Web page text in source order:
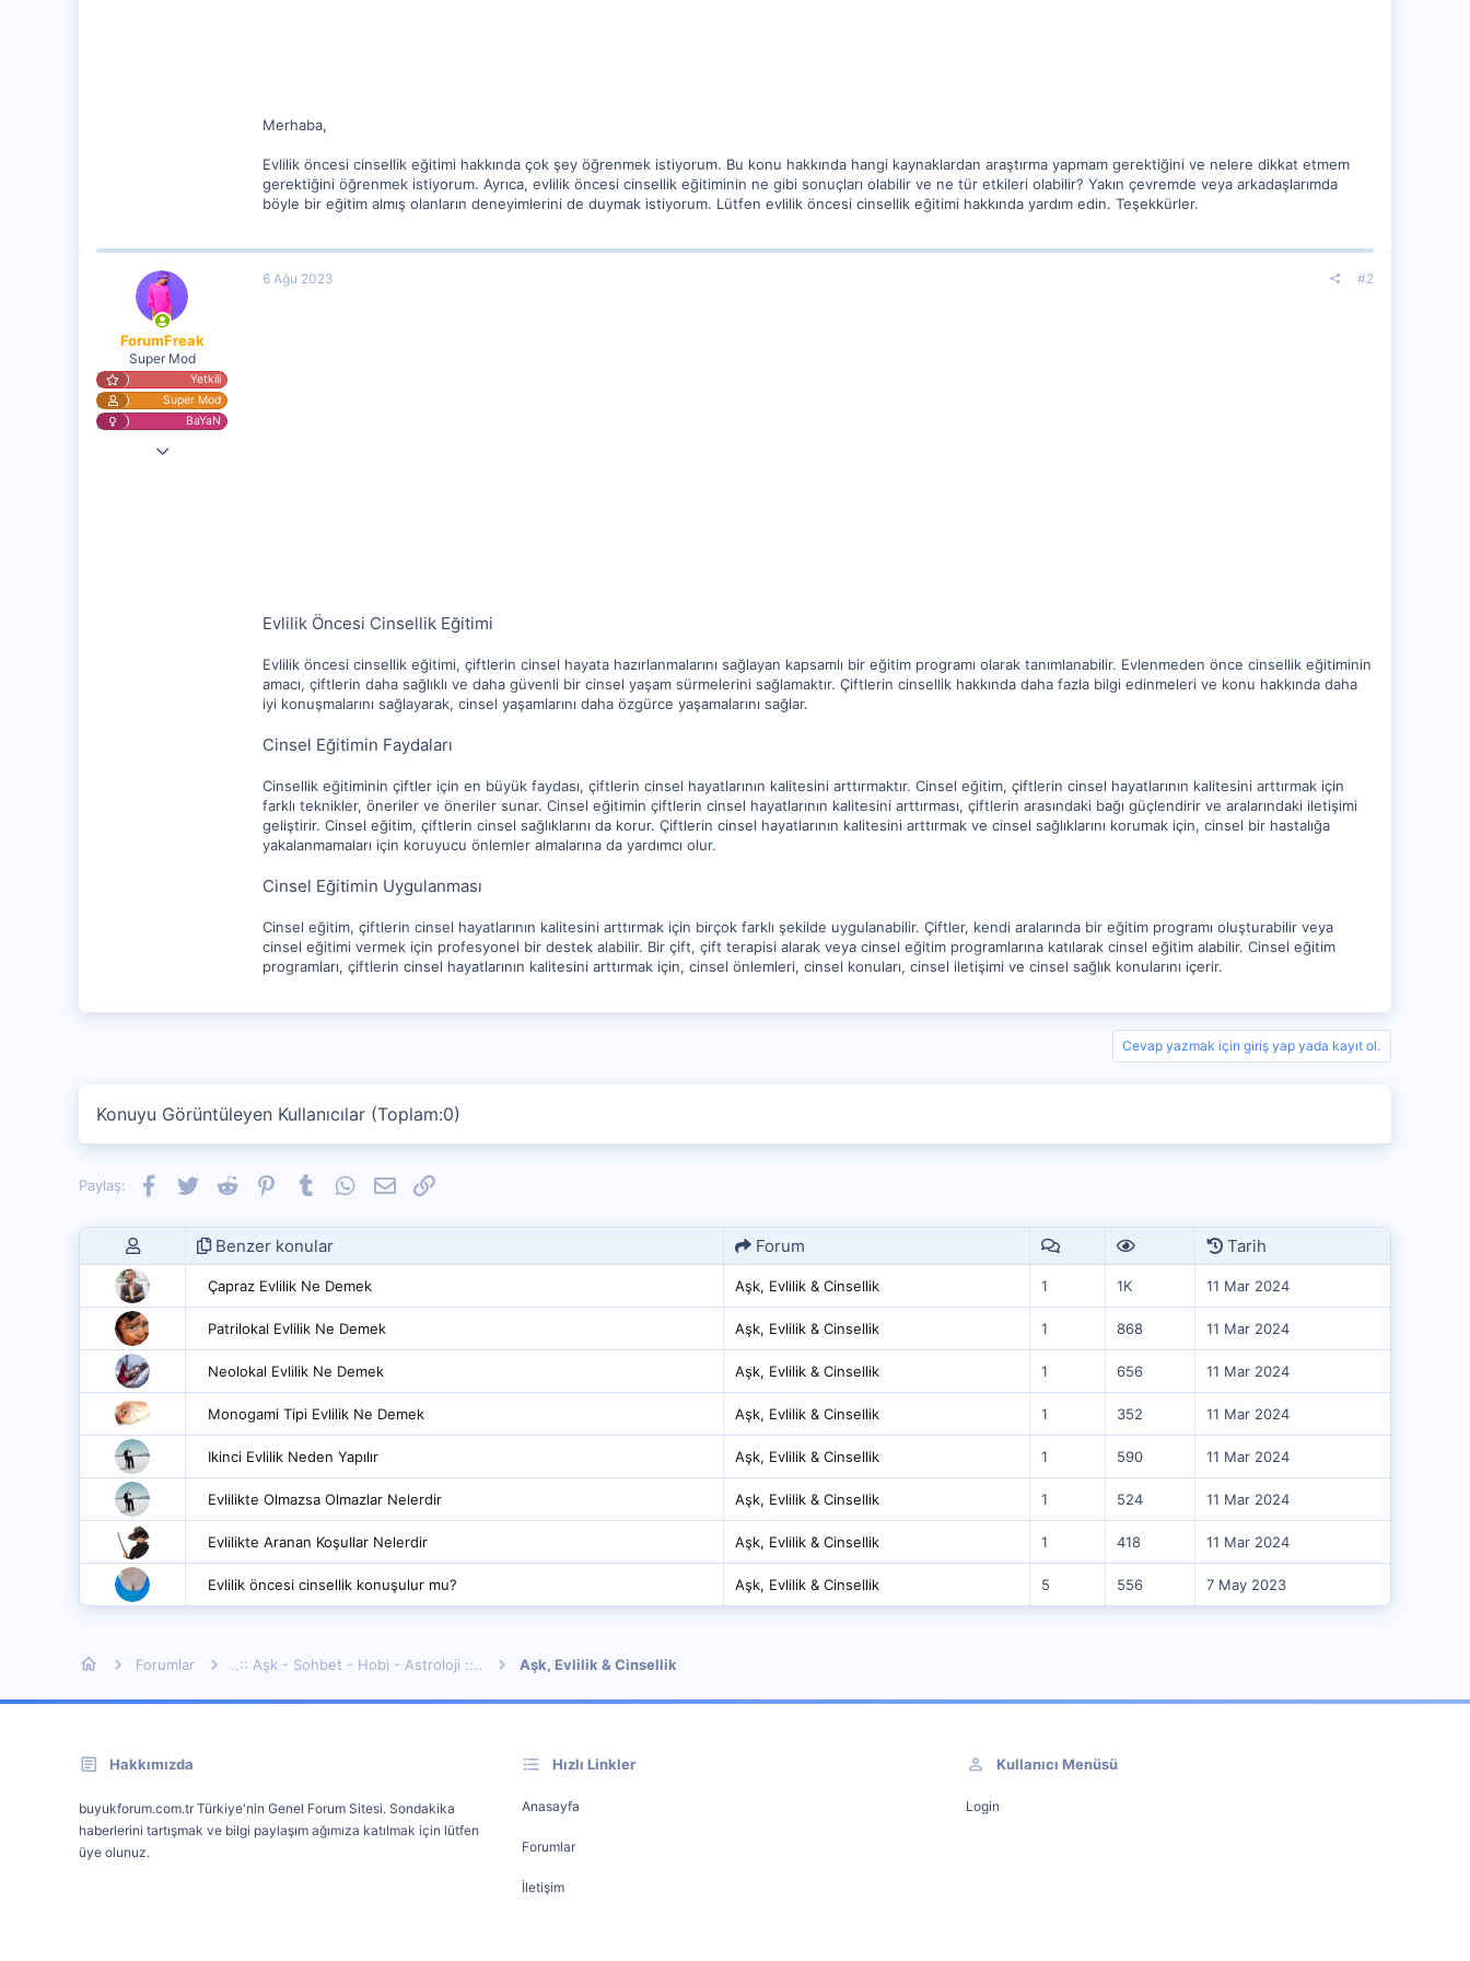
Merhaba,
Evlilik öncesi cinsellik eğitimi hakkında çok şey öğrenmek istiyorum. Bu konu hakkında hangi kaynaklardan araştırma yapmam gerektiğini ve nelere dikkat etmem
gerektiğini öğrenmek istiyorum. Ayrıca, evlilik öncesi cinsellik eğitiminin ne gibi sonuçları olabilir ve ne tür etkileri olabilir? Yakın çevremde veya arkadaşlarımda
böyle bir eğitim almış olanların deneyimlerini de duymak istiyorum. Lütfen evlilik öncesi cinsellik eğitimi hakkında yardım edin. Teşekkürler.
ForumFreak
Super Mod
Yetkili
Super Mod
BaYaN
2 Nis 2023
6 Ağu 2023 #2
Evlilik Öncesi Cinsellik Eğitimi
Evlilik öncesi cinsellik eğitimi, çiftlerin cinsel hayata hazırlanmalarını sağlayan kapsamlı bir eğitim programı olarak tanımlanabilir. Evlenmeden önce cinsellik eğitiminin
amacı, çiftlerin daha sağlıklı ve daha güvenli bir cinsel yaşam sürmelerini sağlamaktır. Çiftlerin cinsellik hakkında daha fazla bilgi edinmeleri ve konu hakkında daha
iyi konuşmalarını sağlayarak, cinsel yaşamlarını daha özgürce yaşamalarını sağlar.
Cinsel Eğitimin Faydaları
Cinsellik eğitiminin çiftler için en büyük faydası, çiftlerin cinsel hayatlarının kalitesini arttırmaktır. Cinsel eğitim, çiftlerin cinsel hayatlarının kalitesini arttırmak için
farklı teknikler, öneriler ve öneriler sunar. Cinsel eğitimin çiftlerin cinsel hayatlarının kalitesini arttırması, çiftlerin arasındaki bağı güçlendirir ve aralarındaki iletişimi
geliştirir. Cinsel eğitim, çiftlerin cinsel sağlıklarını da korur. Çiftlerin cinsel hayatlarının kalitesini arttırmak ve cinsel sağlıklarını korumak için, cinsel bir hastalığa
yakalanmamaları için koruyucu önlemler almalarına da yardımcı olur.
Cinsel Eğitimin Uygulanması
Cinsel eğitim, çiftlerin cinsel hayatlarının kalitesini arttırmak için birçok farklı şekilde uygulanabilir. Çiftler, kendi aralarında bir eğitim programı oluşturabilir veya
cinsel eğitimi vermek için profesyonel bir destek alabilir. Bir çift, çift terapisi alarak veya cinsel eğitim programlarına katılarak cinsel eğitim alabilir. Cinsel eğitim
programları, çiftlerin cinsel hayatlarının kalitesini arttırmak için, cinsel önlemleri, cinsel konuları, cinsel iletişimi ve cinsel sağlık konularını içerir.
Cevap yazmak için giriş yap yada kayıt ol.
Konuyu Görüntüleyen Kullanıcılar (Toplam:0)
Paylaş: Facebook
TwitterReddit PinterestTumblrWhatsApp
E-postaLink
Benzer konular Forum Tarih
Çapraz Evlilik Ne Demek Aşk, Evlilik & Cinsellik 1 1K 11 Mar 2024
Patrilokal Evlilik Ne Demek Aşk, Evlilik & Cinsellik 1 868 11 Mar 2024
Neolokal Evlilik Ne Demek Aşk, Evlilik & Cinsellik 1 656 11 Mar 2024
Monogami Tipi Evlilik Ne Demek Aşk, Evlilik & Cinsellik 1 352 11 Mar 2024
Ikinci Evlilik Neden Yapılır Aşk, Evlilik & Cinsellik 1 590 11 Mar 2024
Evlilikte Olmazsa Olmazlar Nelerdir Aşk, Evlilik & Cinsellik 1 524 11 Mar 2024
Evlilikte Aranan Koşullar Nelerdir Aşk, Evlilik & Cinsellik 1 418 11 Mar 2024
Evlilik öncesi cinsellik konuşulur mu? Aşk, Evlilik & Cinsellik 5 556 7 May 2023
Forumlar ..:: Aşk - Sohbet - Hobi - Astroloji ::.. Aşk, Evlilik & Cinsellik
Hakkımızda
buyukforum.com.tr Türkiye'nin Genel Forum Sitesi. Sondakika
haberlerini tartışmak ve bilgi paylaşım ağımıza katılmak için lütfen
üye olunuz.
Hızlı Linkler
Anasayfa
Forumlar
İletişim
Kullanıcı Menüsü
Login